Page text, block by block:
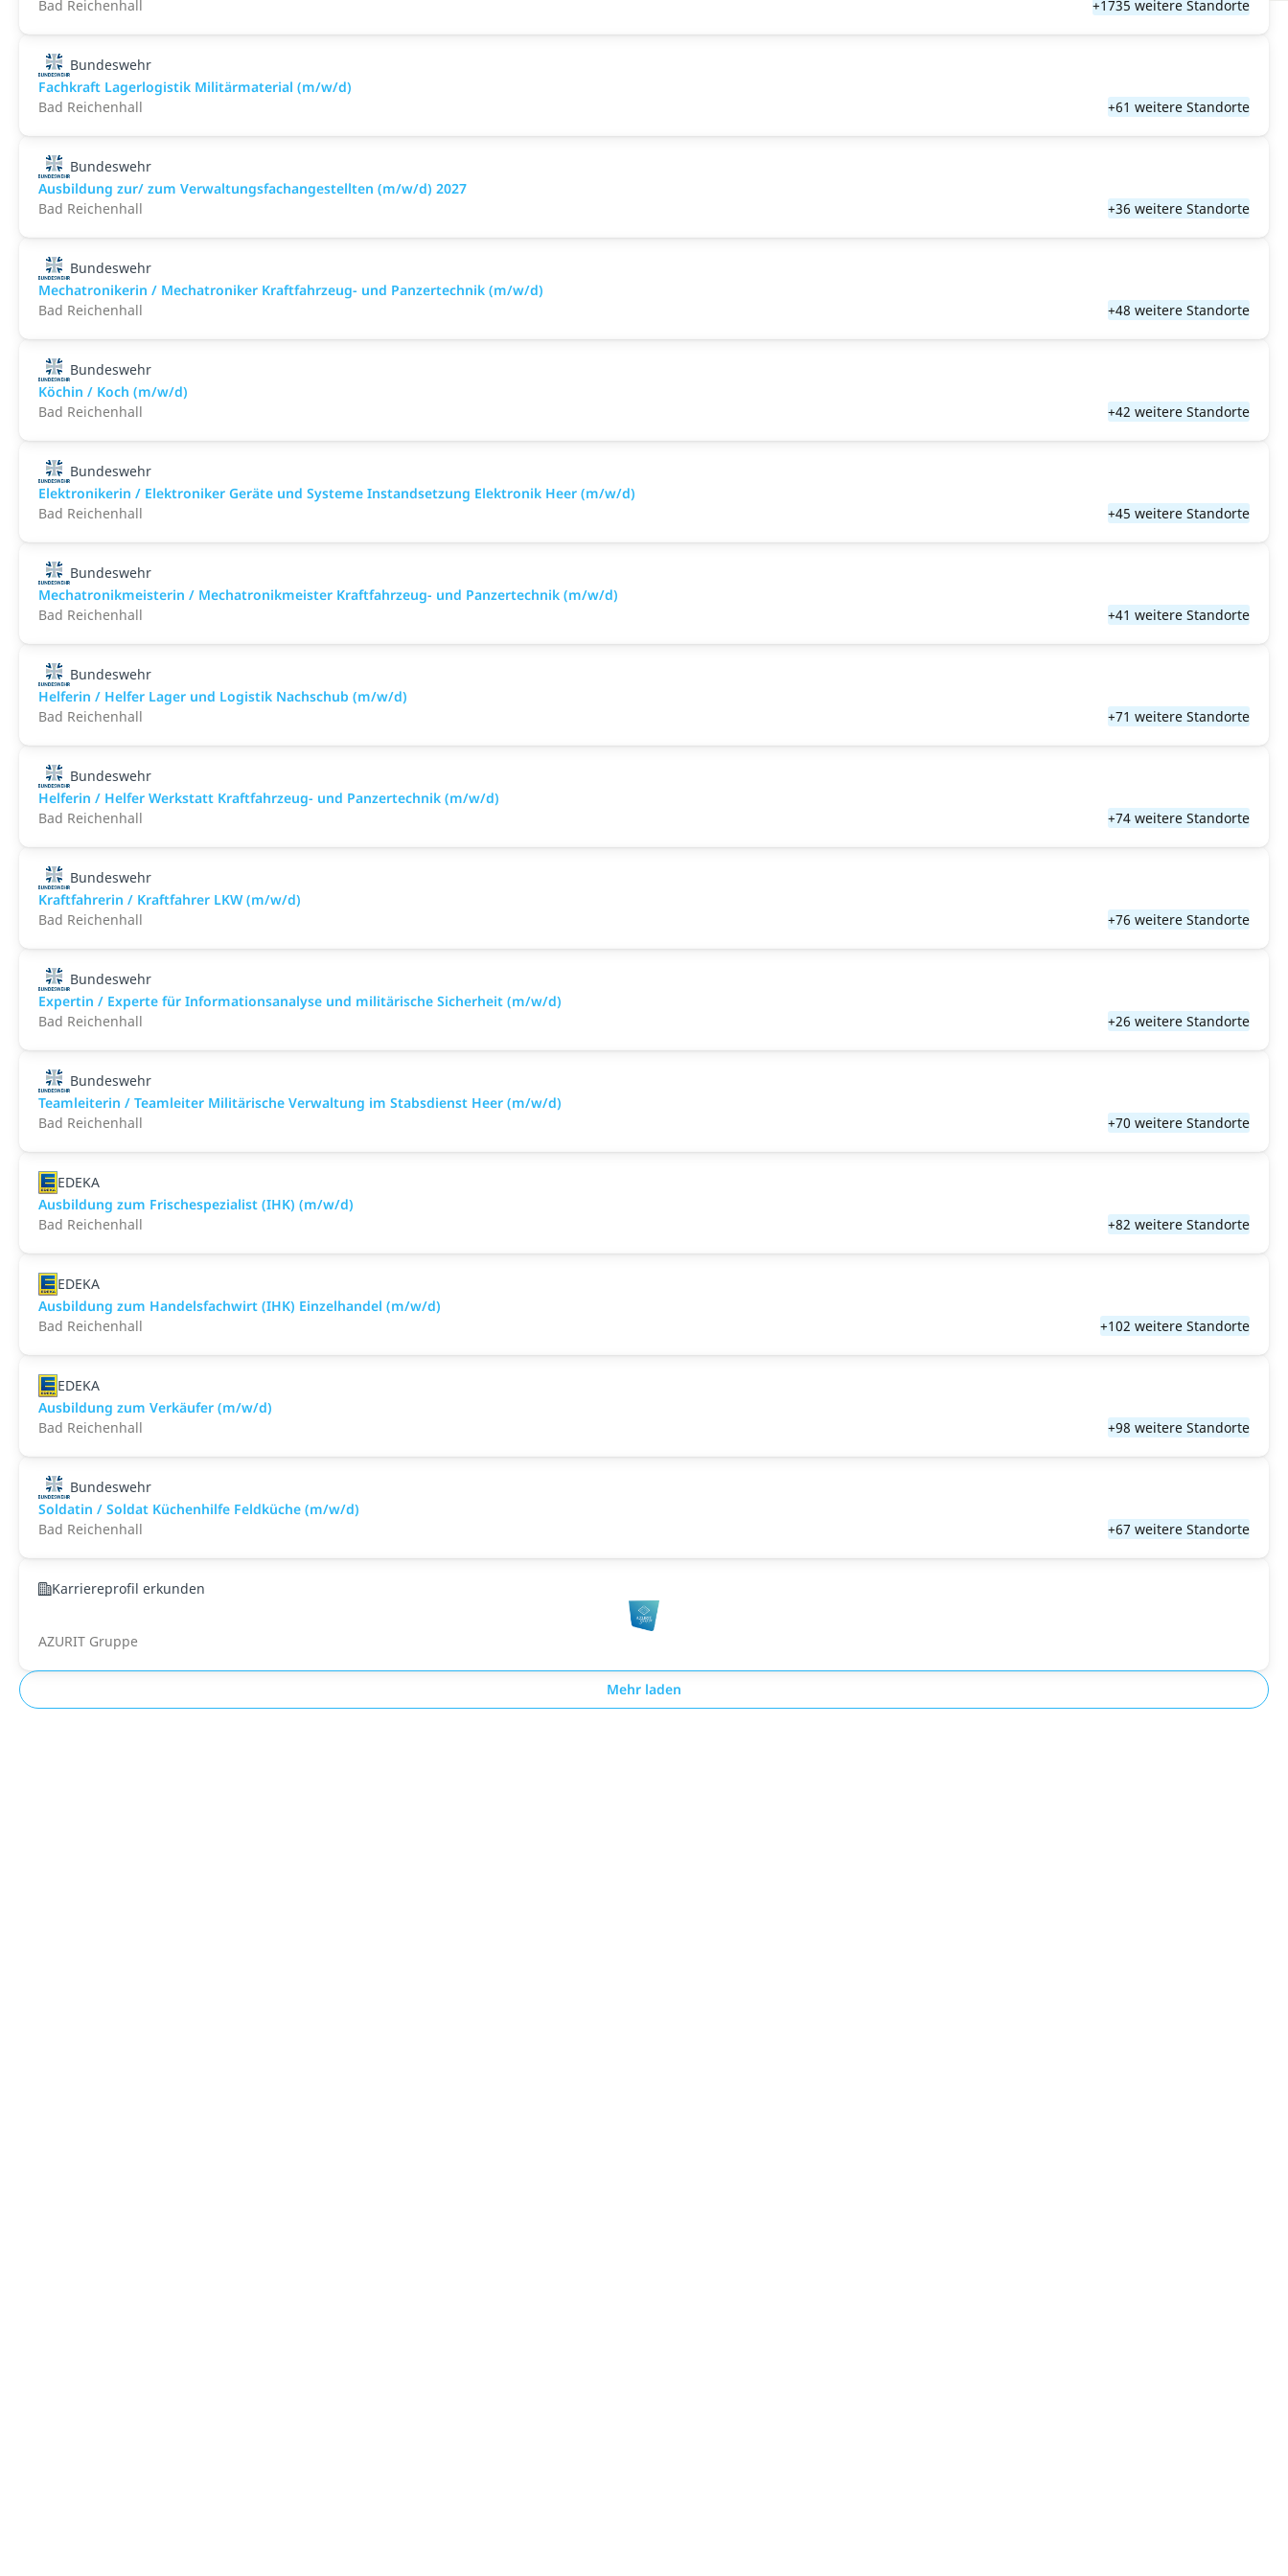
Bad Reichenhall +1735 weitere Standorte
Bundeswehr
Fachkraft Lagerlogistik Militärmaterial (m/w/d)
Bad Reichenhall
+61 weitere Standorte
Bundeswehr
Ausbildung zur/ zum Verwaltungsfachangestellten (m/w/d) 2027
Bad Reichenhall
+36 weitere Standorte
Bundeswehr
Mechatronikerin / Mechatroniker Kraftfahrzeug- und Panzertechnik (m/w/d)
Bad Reichenhall
+48 weitere Standorte
Bundeswehr
Köchin / Koch (m/w/d)
Bad Reichenhall
+42 weitere Standorte
Bundeswehr
Elektronikerin / Elektroniker Geräte und Systeme Instandsetzung Elektronik Heer (m/w/d)
Bad Reichenhall
+45 weitere Standorte
Bundeswehr
Mechatronikmeisterin / Mechatronikmeister Kraftfahrzeug- und Panzertechnik (m/w/d)
Bad Reichenhall
+41 weitere Standorte
Bundeswehr
Helferin / Helfer Lager und Logistik Nachschub (m/w/d)
Bad Reichenhall
+71 weitere Standorte
Bundeswehr
Helferin / Helfer Werkstatt Kraftfahrzeug- und Panzertechnik (m/w/d)
Bad Reichenhall
+74 weitere Standorte
Bundeswehr
Kraftfahrerin / Kraftfahrer LKW (m/w/d)
Bad Reichenhall
+76 weitere Standorte
Bundeswehr
Expertin / Experte für Informationsanalyse und militärische Sicherheit (m/w/d)
Bad Reichenhall
+26 weitere Standorte
Bundeswehr
Teamleiterin / Teamleiter Militärische Verwaltung im Stabsdienst Heer (m/w/d)
Bad Reichenhall
+70 weitere Standorte
EDEKA
Ausbildung zum Frischespezialist (IHK) (m/w/d)
Bad Reichenhall
+82 weitere Standorte
EDEKA
Ausbildung zum Handelsfachwirt (IHK) Einzelhandel (m/w/d)
Bad Reichenhall
+102 weitere Standorte
EDEKA
Ausbildung zum Verkäufer (m/w/d)
Bad Reichenhall
+98 weitere Standorte
Bundeswehr
Soldatin / Soldat Küchenhilfe Feldküche (m/w/d)
Bad Reichenhall
+67 weitere Standorte
Karriereprofil erkunden
AZURIT Gruppe
Mehr laden